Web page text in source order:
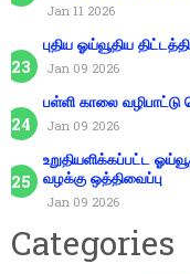
Jan 11 2026
புதிய ஓய்வூதிய
Jan 09 2026
பள்ளி காலை வழிபாட்டு
Jan 09 2026
உறுதியளிக்கப்பட்ட
வழக்கு ஒத்திவைப்பு
Jan 09 2026
Categories